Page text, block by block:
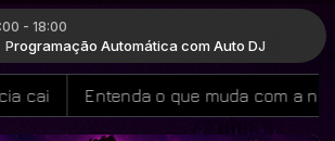
- 18:00
Automática com Auto DJ
Entenda o que muda com a nova Lei